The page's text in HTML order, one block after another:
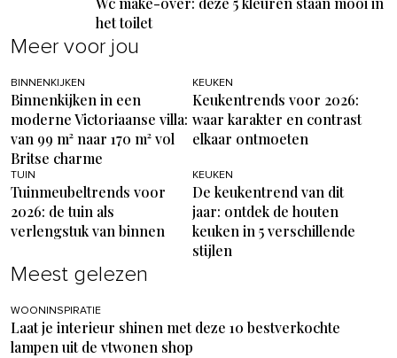
het toilet
Meer voor jou
BINNENKIJKEN
Binnenkijken in een
moderne Victoriaanse villa:
van 99 m² naar 170 m² vol
Britse charme
KEUKEN
Keukentrends voor 2026:
waar karakter en contrast
elkaar ontmoeten
TUIN
Tuinmeubeltrends voor
2026: de tuin als
verlengstuk van binnen
KEUKEN
De keukentrend van dit
jaar: ontdek de houten
keuken in 5 verschillende
stijlen
Meest gelezen
WOONINSPIRATIE
Laat je interieur shinen met deze 10 bestverkochte
lampen uit de vtwonen shop